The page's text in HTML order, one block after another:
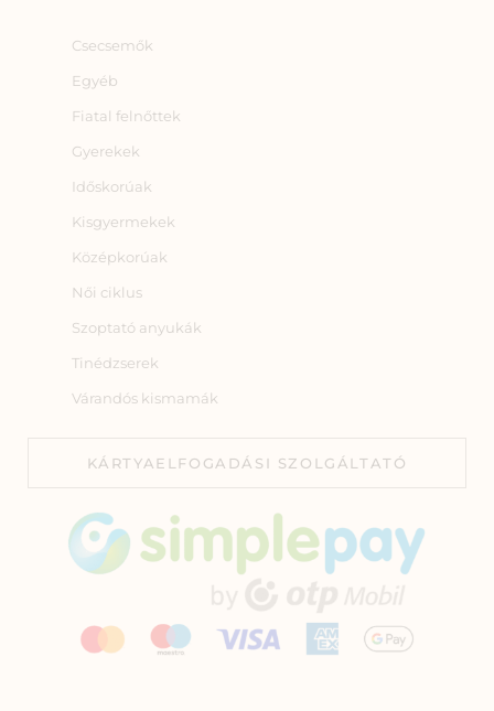
Csecsemők
Egyéb
Fiatal felnőttek
Gyerekek
Időskorúak
Kisgyermekek
Középkorúak
Női ciklus
Szoptató anyukák
Tinédzserek
Várandós kismamák
KÁRTYAELFOGADÁSI SZOLGÁLTATÓ